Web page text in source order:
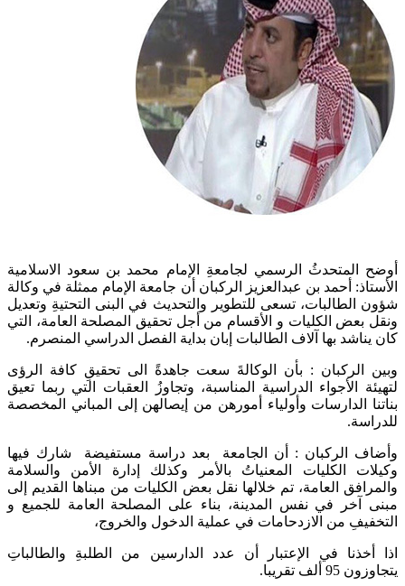
أوضح المتحدثُ الرسمي لجامعةِ الإمام محمد بن سعود الاسلامية
الأستاذ: أحمد بن عبدالعزيز الركبان أن جامعة الإمام ممثلة في وكالة
شؤون الطالبات، تسعى للتطوير والتحديث في البنى التحتيةِ وتعديل
ونقل بعض الكليات و الأقسام من أجل تحقيق المصلحة العامة، التي
كان يناشد بها آلاف الطالبات إبان بداية الفصل الدراسي المنصرم.
وبين الركبان : بأن الوكالةَ سعت جاهدةً الى تحقيقِ كافة الرؤى
لتهيئة الأجواء الدراسية المناسبة، وتجاوزُ العقبات التي ربما تعيق
بناتنا الدارسات وأولياء أمورهن من إيصالهن إلى المباني المخصصة
للدراسة.
وأضاف الركبان : أن الجامعة بعد دراسة مستفيضة شارك فيها
وكيلات الكليات المعنياتُ بالأمر وكذلك إدارة الأمن والسلامة
والمرافق العامة، تم خلالها نقل بعض الكليات من مبناها القديم إلى
مبنى آخر في نفس المدينة، بناء على المصلحة العامة للجميع و
التخفيفِ من الازدحامات في عملية الدخول والخروج،
اذا أخذنا في الإعتبار أن عدد الدارسين من الطلبةِ والطالباتِ
يتجاوزون 95 ألف تقريبا.